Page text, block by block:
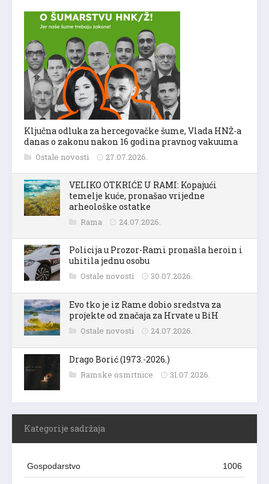
Ključna odluka za hercegovačke šume, Vlada HNŽ-a
danas o zakonu nakon 16 godina pravnog vakuuma
Ostale novosti 27.07.2026.
VELIKO OTKRIĆE U RAMI: Kopajući
temelje kuće, pronašao vrijedne
arheološke ostatke
Rama 24.07.2026.
Policija u Prozor-Rami pronašla heroin i
uhitila jednu osobu
Ostale novosti 30.07.2026.
Evo tko je iz Rame dobio sredstva za
projekte od značaja za Hrvate u BiH
Ostale novosti 24.07.2026.
Drago Borić (1973.-2026.)
Ramske osmrtnice 31.07.2026.
Kategorije sadržaja
Gospodarstvo 1006